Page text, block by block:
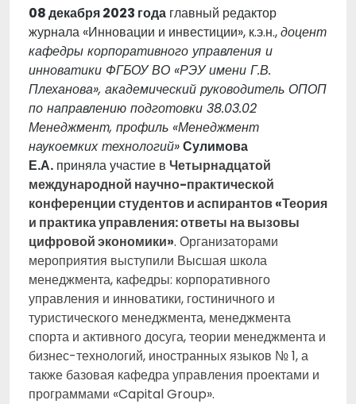
08 декабря 2023 года главный редактор
журнала «Инновации и инвестиции», к.э.н.,доцент
кафедры корпоративного управления и
инноватики ФГБОУ ВО «РЭУ имени Г.В.
Плеханова», академический руководитель ОПОП
по направлению подготовки 38.03.02
Менеджмент, профиль «Менеджмент
наукоемких технологий»Сулимова
Е.А. приняла участие в Четырнадцатой
международной научно-практической
конференции студентов и аспирантов «Теория
и практика управления: ответы на вызовы
цифровой экономики». Организаторами
мероприятия выступили Высшая школа
менеджмента, кафедры: корпоративного
управления и инноватики, гостиничного и
туристического менеджмента, менеджмента
спорта и активного досуга, теории менеджмента и
бизнес-технологий, иностранных языков № 1, а
также базовая кафедра управления проектами и
программами «Capital Group».